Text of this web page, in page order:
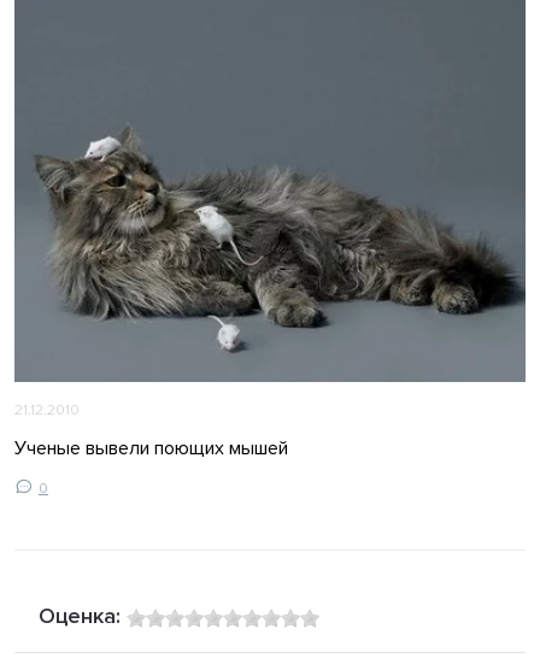
21.12.2010
Ученые вывели поющих мышей
0
Оценка: